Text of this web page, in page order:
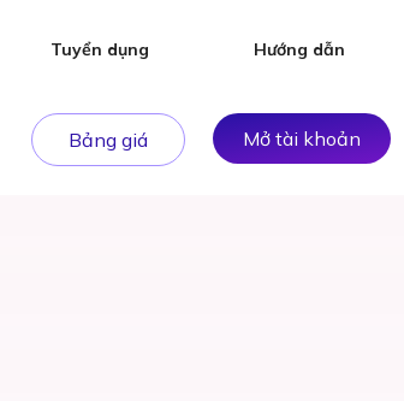
Tuyển dụng Hướng dẫn
Bảng giá Mở tài khoản